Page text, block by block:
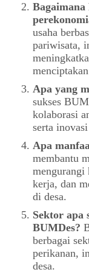
usaha
pariwisata,
Apa yang
sukses
kolaborasi
serta
Apa
membantu
mengurangi
kerja, dan
di desa.
Sektor apa
BUMDes?
berbagai
perikanan,
desa.